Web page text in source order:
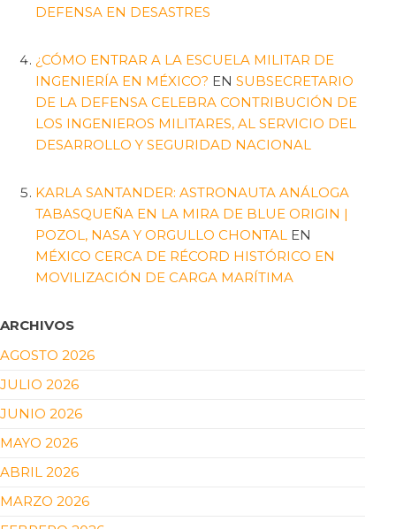
DEFENSA EN DESASTRES
¿CÓMO ENTRAR A LA ESCUELA MILITAR DE
INGENIERÍA EN MÉXICO? EN SUBSECRETARIO
DE LA DEFENSA CELEBRA CONTRIBUCIÓN DE
LOS INGENIEROS MILITARES, AL SERVICIO DEL
DESARROLLO Y SEGURIDAD NACIONAL
KARLA SANTANDER: ASTRONAUTA ANÁLOGA
TABASQUEÑA EN LA MIRA DE BLUE ORIGIN |
POZOL, NASA Y ORGULLO CHONTAL EN
MÉXICO CERCA DE RÉCORD HISTÓRICO EN
MOVILIZACIÓN DE CARGA MARÍTIMA
ARCHIVOS
AGOSTO 2026
JULIO 2026
JUNIO 2026
MAYO 2026
ABRIL 2026
MARZO 2026